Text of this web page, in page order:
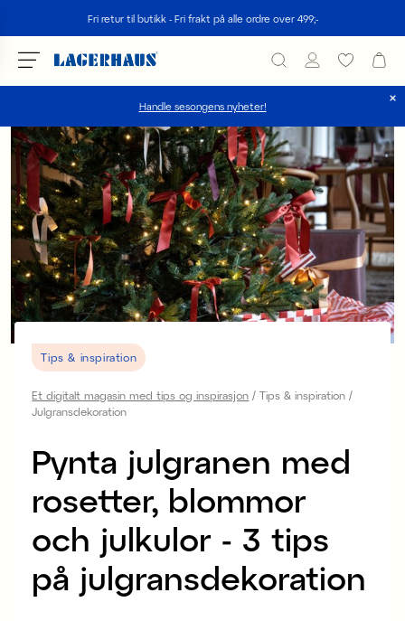
Fri retur til butikk - Fri frakt på alle ordre over 499;-
Handle sesongens nyheter!
velg språk / valuta
DK / EUR
FI / EUR
NO / NKR
SE / SEK
Tips & inspiration
Et digitalt magasin med tips og inspirasjon
Tips & inspiration
Julgransdekoration
Pynta julgranen med
rosetter, blommor
och julkulor - 3 tips
på julgransdekoration